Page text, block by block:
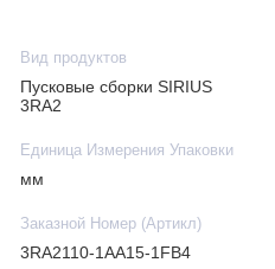
Вид продуктов
Пусковые сборки SIRIUS
3RA2
Единица Измерения Упаковки
мм
Заказной Номер (Артикл)
3RA2110-1AA15-1FB4